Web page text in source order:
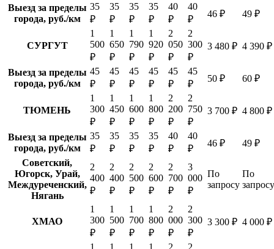
Выезд за пределы
города, руб./км
35
₽
35
₽
35
₽
35
₽
40
₽
40
₽
46 ₽ 49 ₽
СУРГУТ
1
500
₽
1
650
₽
1
790
₽
1
920
₽
2
050
₽
2
300
₽
3 480 ₽ 4 390 ₽
Выезд за пределы
города, руб./км
45
₽
45
₽
45
₽
45
₽
45
₽
45
₽
50 ₽ 60 ₽
ТЮМЕНЬ
1
300
₽
1
450
₽
1
600
₽
1
800
₽
2
200
₽
2
750
₽
3 700 ₽ 4 800 ₽
Выезд за пределы
города, руб./км
35
₽
35
₽
35
₽
35
₽
40
₽
40
₽
46 ₽
49 ₽
Советский,
Югорск, Урай,
Междуреченский,
Нягань
2
400
₽
2
400
₽
2
500
₽
2
600
₽
2
700
₽
3
000
₽
По
запросу
По
запросу
ХМАО
1
300
₽
1
500
₽
1
700
₽
1
800
₽
2
000
₽
2
300
₽
3 300 ₽ 4 000 ₽
1
1
1
1
2
2